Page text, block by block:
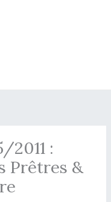
2011 :
Prêtres &